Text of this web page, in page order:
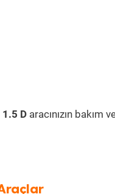
D aracınızın bakım